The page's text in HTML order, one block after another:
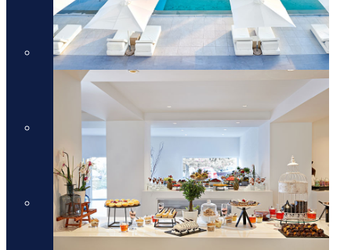
מלונות יוקרה בסלוניקי
מלונות יוקרה באוסטריה
מלונות יוקרה באוסטריה
מלונות יוקרה בתאילנד
מלונות יוקרה בתאילנד
מלונות יוקרה בסיישל
מלונות יוקרה בסיישל